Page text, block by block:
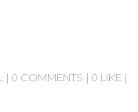
0 COMMENTS 0 LIKE